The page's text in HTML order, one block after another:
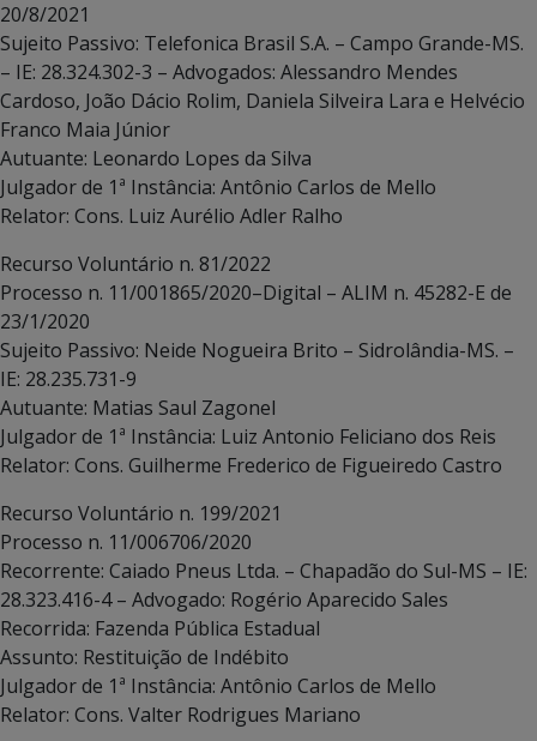
20/8/2021
Sujeito Passivo: Telefonica Brasil S.A. – Campo Grande-MS.
– IE: 28.324.302-3 – Advogados: Alessandro Mendes
Cardoso, João Dácio Rolim, Daniela Silveira Lara e Helvécio
Franco Maia Júnior
Autuante: Leonardo Lopes da Silva
Julgador de 1ª Instância: Antônio Carlos de Mello
Relator: Cons. Luiz Aurélio Adler Ralho
Recurso Voluntário n. 81/2022
Processo n. 11/001865/2020–Digital – ALIM n. 45282-E de
23/1/2020
Sujeito Passivo: Neide Nogueira Brito – Sidrolândia-MS. –
IE: 28.235.731-9
Autuante: Matias Saul Zagonel
Julgador de 1ª Instância: Luiz Antonio Feliciano dos Reis
Relator: Cons. Guilherme Frederico de Figueiredo Castro
Recurso Voluntário n. 199/2021
Processo n. 11/006706/2020
Recorrente: Caiado Pneus Ltda. – Chapadão do Sul-MS – IE:
28.323.416-4 – Advogado: Rogério Aparecido Sales
Recorrida: Fazenda Pública Estadual
Assunto: Restituição de Indébito
Julgador de 1ª Instância: Antônio Carlos de Mello
Relator: Cons. Valter Rodrigues Mariano